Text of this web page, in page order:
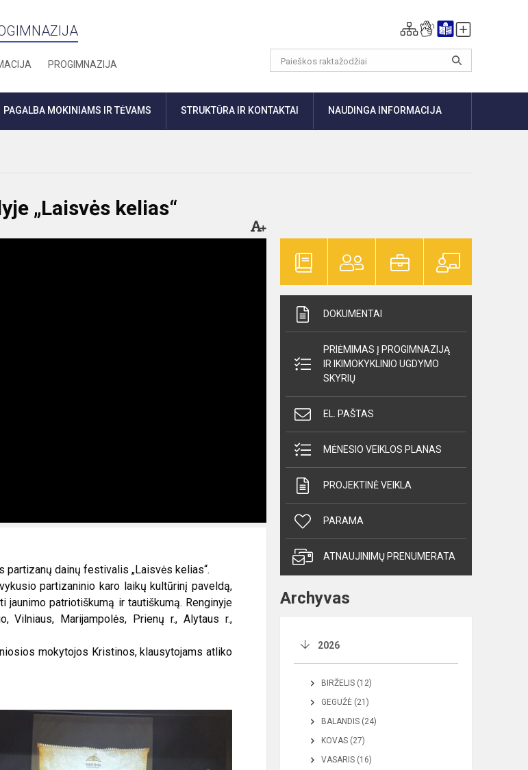
PROGIMNAZIJA
PAGALBA MOKINIAMS IR TĖVAMS STRUKTŪRA IR KONTAKTAI NAUDINGA INFORMACIJA
„Laisvės kelias“
partizanų dainų festivalis „Laisvės kelias“.
partizaninio karo laikų kultūrinį paveldą,
patriotiškumą ir tautiškumą. Renginyje
Vilniaus, Marijampolės, Prienų r., Alytaus r.,
mokytojos Kristinos, klausytojams atliko
DOKUMENTAI
PRIĖMIMAS Į PROGIMNAZIJĄ
IR IKIMOKYKLINIO UGDYMO
SKYRIŲ
EL. PAŠTAS
MĖNESIO VEIKLOS PLANAS
PROJEKTINĖ VEIKLA
PARAMA
ATNAUJINIMŲ PRENUMERATA
Archyvas
2026
BIRŽELIS (12)
GEGUŽĖ (21)
BALANDIS (24)
KOVAS (27)
VASARIS (16)